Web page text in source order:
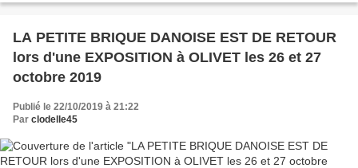
LA PETITE BRIQUE DANOISE EST DE RETOUR
lors d'une EXPOSITION à OLIVET les 26 et 27
octobre 2019
Publié le 22/10/2019 à 21:22
Par clodelle45